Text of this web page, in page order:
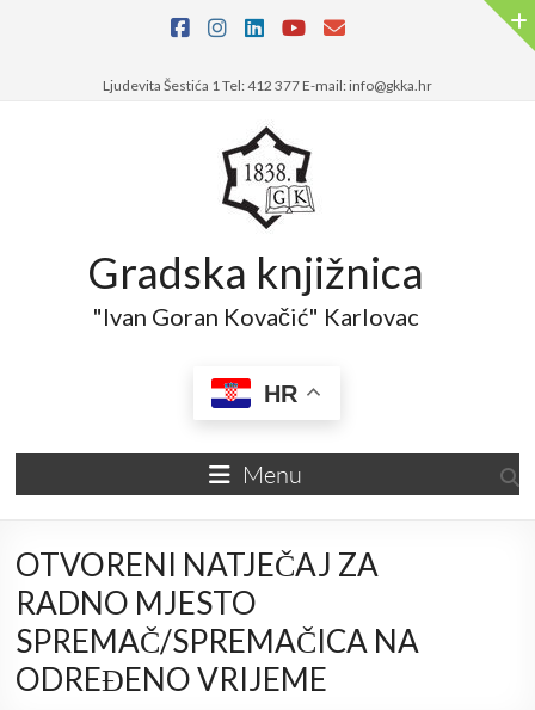
Ljudevita Šestića 1 Tel: 412 377 E-mail: info@gkka.hr
Gradska knjižnica
"Ivan Goran Kovačić" Karlovac
HR
Menu
OTVORENI NATJEČAJ ZA
RADNO MJESTO
SPREMAČ/SPREMAČICA NA
ODREĐENO VRIJEME